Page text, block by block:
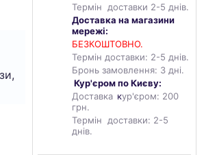
Термін доставки 2-5 днів.
Доставка на магазини
мережі:
БЕЗКОШТОВНО.
Термін доставки: 2-5 днів.
Бронь замовлення: 3 дні.
Кур'єром по Києву:
Доставка кур'єром: 200
грн.
Термін доставки: 2-5
днів.